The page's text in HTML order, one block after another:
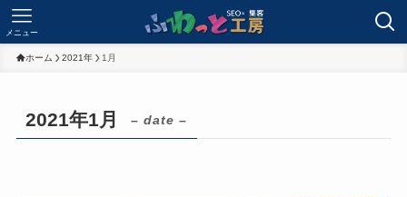
メニュー
ホーム 2021年 1月
2021年1月 – date –